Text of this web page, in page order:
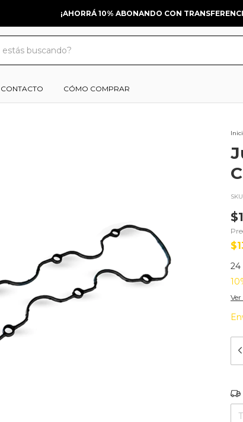
¡AHORRÁ 10% ABONANDO CON
CONTACTO CÓMO COMPRAR
24